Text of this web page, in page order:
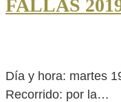
FALLAS
Día y hora: martes
Recorrido: por la…